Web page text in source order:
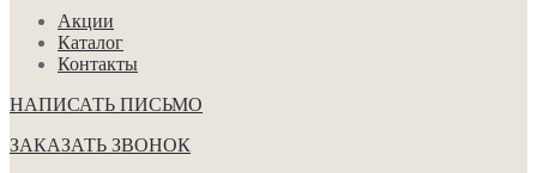
Акции
Каталог
Контакты
НАПИСАТЬ ПИСЬМО
ЗАКАЗАТЬ ЗВОНОК